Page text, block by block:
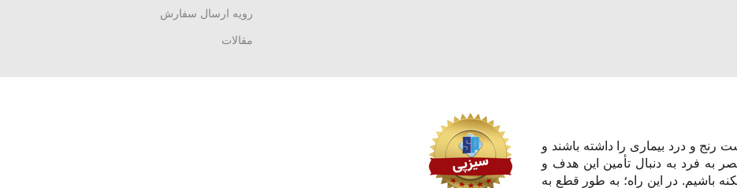
رویه ارسال سفارش
مقالات
رنج و درد بیماری را داشته باشند و
به فرد به دنبال تأمین این هدف و
باشیم. در این راه؛ به طور قطع به